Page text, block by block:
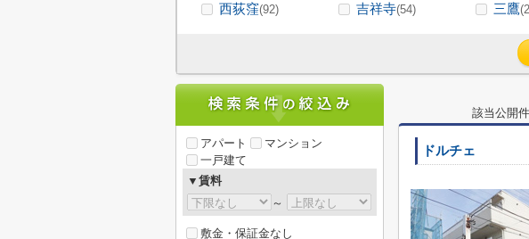
西荻窪(92) 吉祥寺(54) 三鷹
該当公開
ドルチェ
アパート
マンション
一戸建て
▼賃料
～
敷金・保証金なし